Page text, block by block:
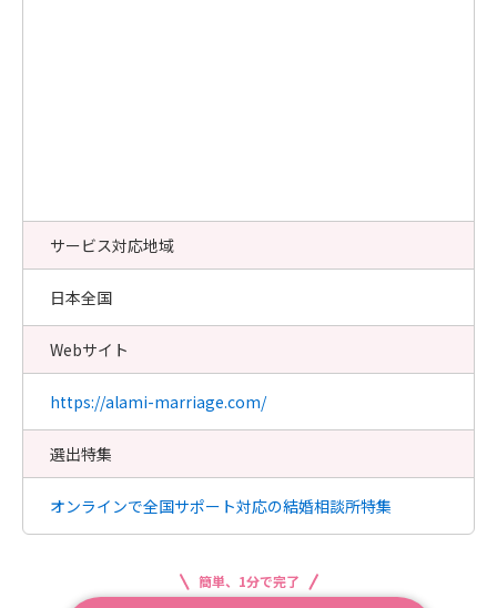
サービス対応地域
日本全国
Webサイト
https://alami-marriage.com/
選出特集
オンラインで全国サポート対応の結婚相談所特集
簡単、1分で完了